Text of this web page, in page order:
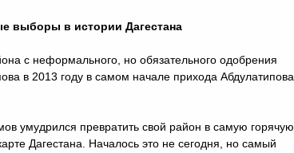
выборы в истории Дагестана
с неформального, но обязательного одобрения
в 2013 году в самом начале прихода Абдулатипова
умудрился превратить свой район в самую горячую
Дагестана. Началось это не сегодня, но самый